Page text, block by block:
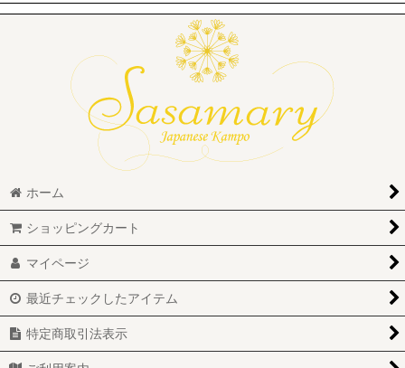
ホーム
ショッピングカート
マイページ
最近チェックしたアイテム
特定商取引法表示